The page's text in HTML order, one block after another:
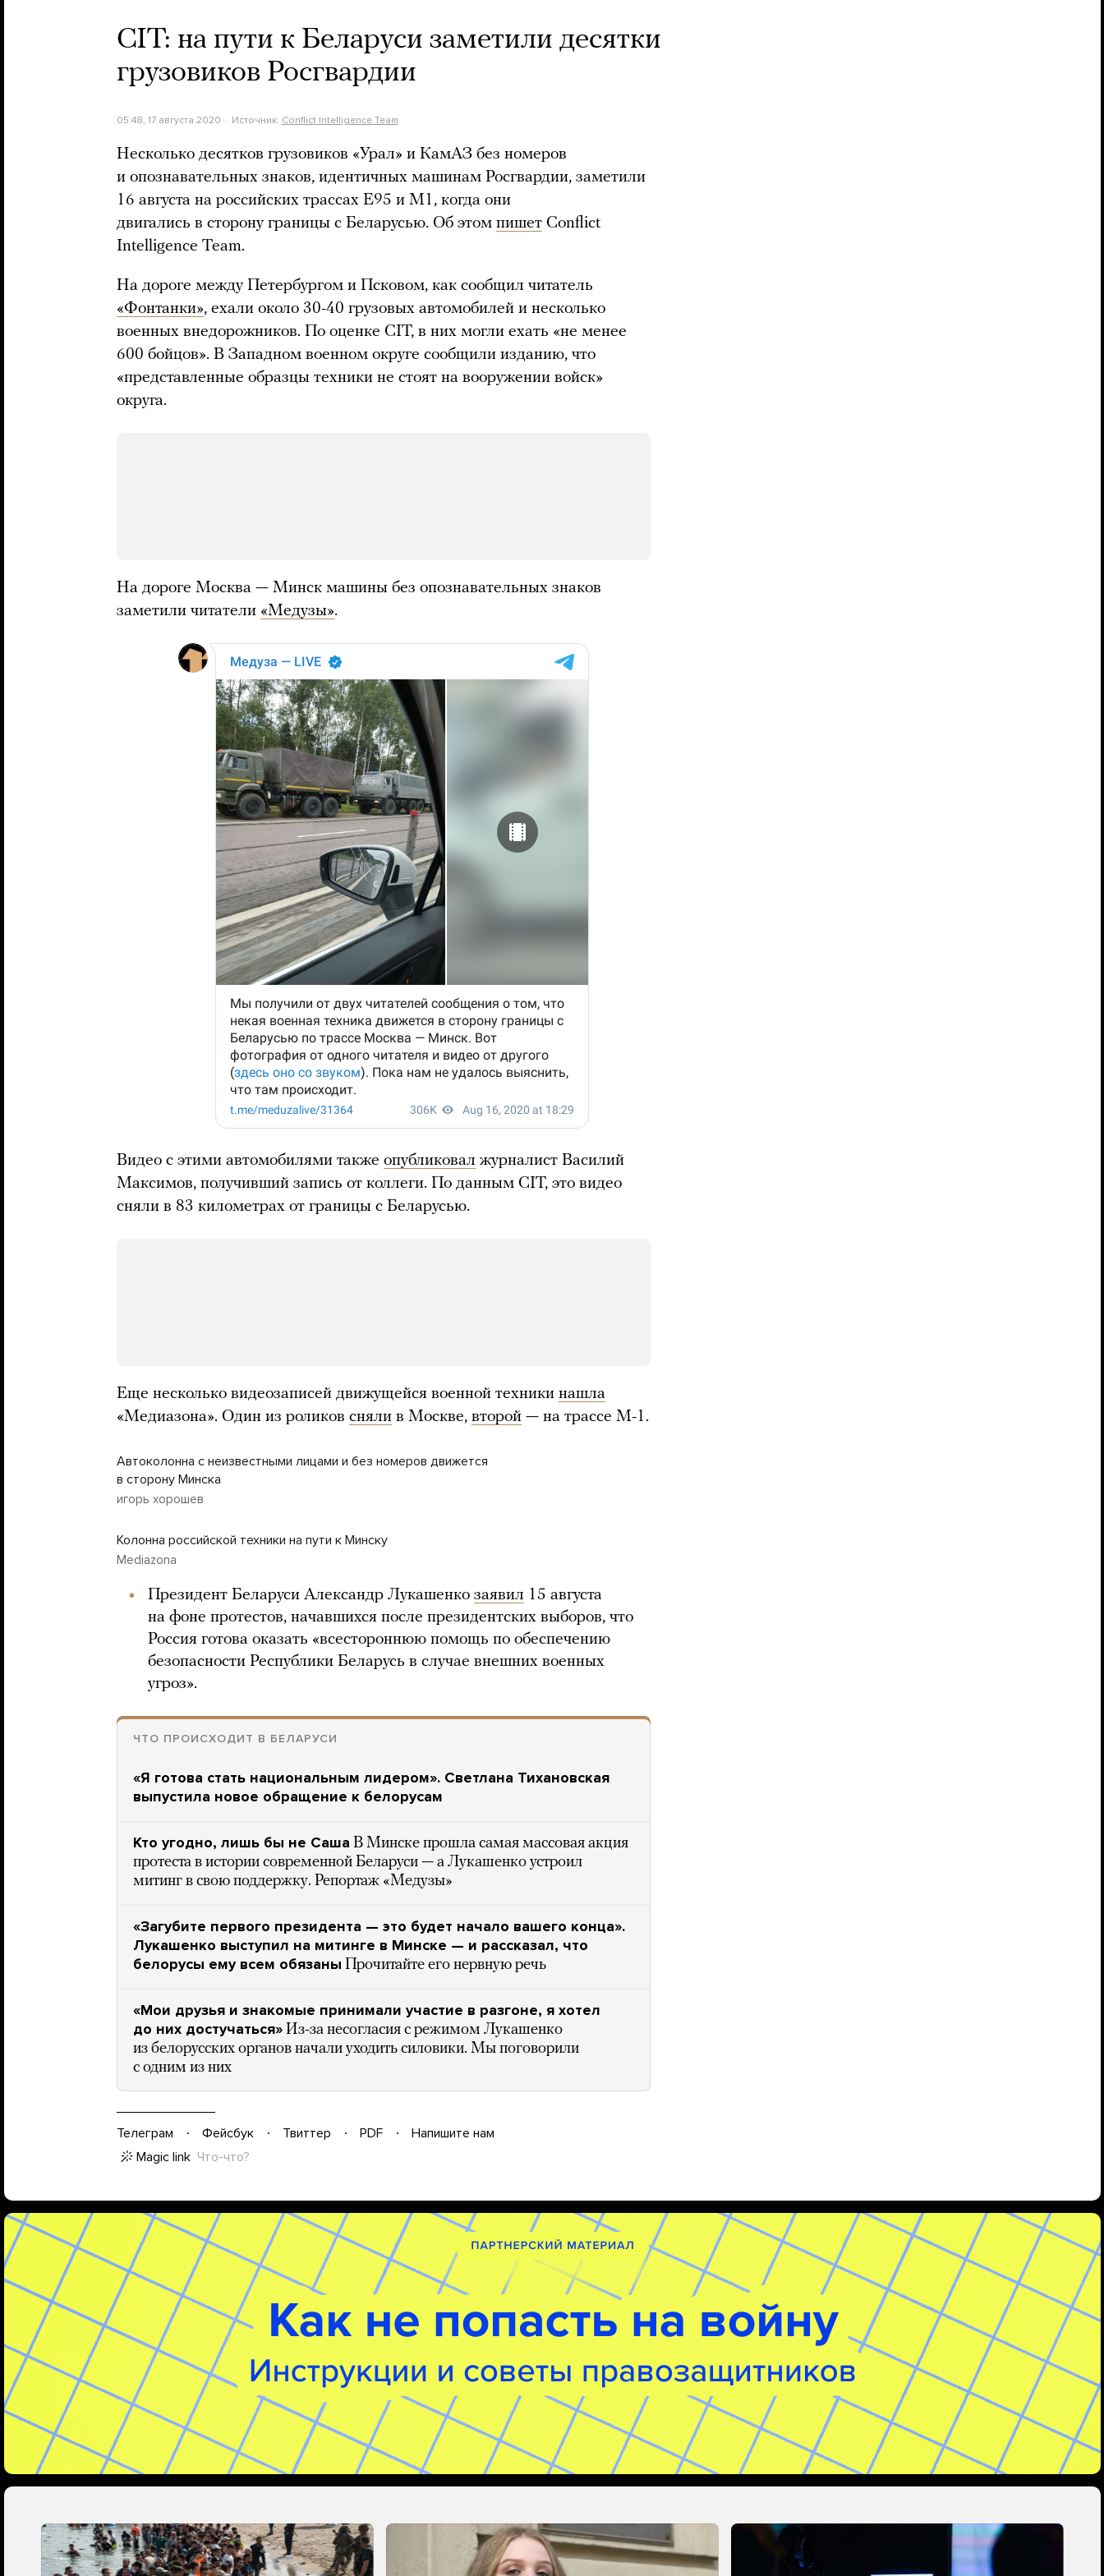
CIT: на пути к Беларуси заметили десятки
грузовиков Росгвардии
05:48, 17 августа 2020 Источник: Conflict Intelligence Team
Несколько десятков грузовиков «Урал» и КамАЗ без номеров
и опознавательных знаков, идентичных машинам Росгвардии, заметили
16 августа на российских трассах Е95 и M1, когда они
двигались в сторону границы с Беларусью. Об этом пишет Conflict
Intelligence Team.
На дороге между Петербургом и Псковом, как сообщил читатель
«Фонтанки», ехали около 30-40 грузовых автомобилей и несколько
военных внедорожников. По оценке CIT, в них могли ехать «не менее
600 бойцов». В Западном военном округе сообщили изданию, что
«представленные образцы техники не стоят на вооружении войск»
округа.
На дороге Москва — Минск машины без опознавательных знаков
заметили читатели «Медузы».
Видео с этими автомобилями также опубликовал журналист Василий
Максимов, получивший запись от коллеги. По данным CIT, это видео
сняли в 83 километрах от границы с Беларусью.
Еще несколько видеозаписей движущейся военной техники нашла
«Медиазона». Один из роликов сняли в Москве, второй — на трассе М-1.
Автоколонна с неизвестными лицами и без номеров движется
в сторону Минска
игорь хорошев
Колонна российской техники на пути к Минску
Mediazona
Президент Беларуси Александр Лукашенко заявил 15 августа
на фоне протестов, начавшихся после президентских выборов, что
Россия готова оказать «всестороннюю помощь по обеспечению
безопасности Республики Беларусь в случае внешних военных
угроз».
ЧТО ПРОИСХОДИТ В БЕЛАРУСИ
«Я готова стать национальным лидером». Светлана Тихановская
выпустила новое обращение к белорусам
Кто угодно, лишь бы не Саша В Минске прошла самая массовая акция
протеста в истории современной Беларуси — а Лукашенко устроил
митинг в свою поддержку. Репортаж «Медузы»
«Загубите первого президента — это будет начало вашего конца».
Лукашенко выступил на митинге в Минске — и рассказал, что
белорусы ему всем обязаны Прочитайте его нервную речь
«Мои друзья и знакомые принимали участие в разгоне, я хотел
до них достучаться» Из-за несогласия с режимом Лукашенко
из белорусских органов начали уходить силовики. Мы поговорили
с одним из них
Телеграм Фейсбук Твиттер PDF
Напишите нам
Magic link Что-что?